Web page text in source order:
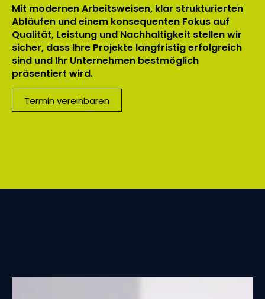
Mit modernen Arbeitsweisen, klar strukturierten
Abläufen und einem konsequenten Fokus auf
Qualität, Leistung und Nachhaltigkeit stellen wir
sicher, dass Ihre Projekte langfristig erfolgreich
sind und Ihr Unternehmen bestmöglich
präsentiert wird.
Termin vereinbaren